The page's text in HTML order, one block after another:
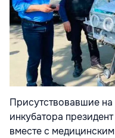
Присутствовавшие
инкубатора
вместе с